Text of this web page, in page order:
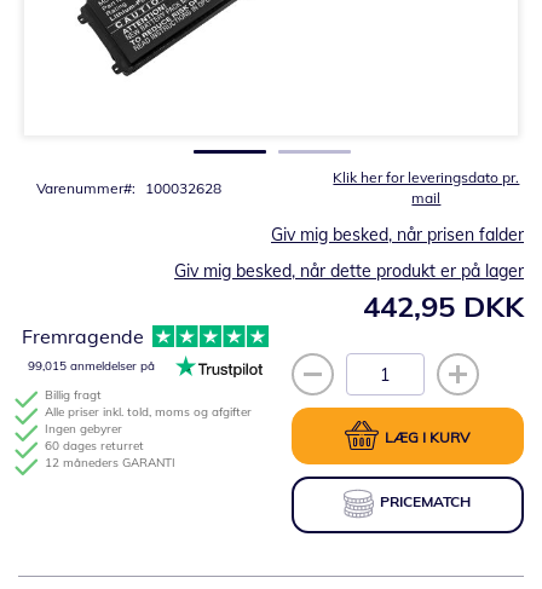
Klik her for leveringsdato pr.
mail
Varenummer 100032628
442,95 DKK
Giv mig besked, når prisen falder
Giv mig besked, når dette produkt er på lager
LÆG I KURV
PRICEMATCH
Billig fragt
Alle priser inkl. told, moms og afgifter
Ingen gebyrer
60 dages returret
12 måneders GARANTI
Fremragende
99,015 anmeldelser på